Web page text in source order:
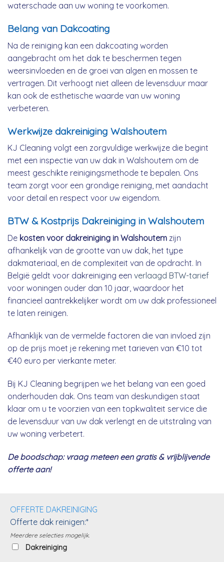
waterschade aan uw woning te voorkomen.
Belang van Dakcoating
Na de reiniging kan een dakcoating worden
aangebracht om het dak te beschermen tegen
weersinvloeden en de groei van algen en mossen te
vertragen. Dit verhoogt niet alleen de levensduur maar
kan ook de esthetische waarde van uw woning
verbeteren.
Werkwijze dakreiniging Walshoutem
KJ Cleaning volgt een zorgvuldige werkwijze die begint
met een inspectie van uw dak in Walshoutem om de
meest geschikte reinigingsmethode te bepalen. Ons
team zorgt voor een grondige reiniging, met aandacht
voor detail en respect voor uw eigendom.
BTW & Kostprijs Dakreiniging in Walshoutem
De kosten voor dakreiniging in Walshoutem zijn
afhankelijk van de grootte van uw dak, het type
dakmateriaal, en de complexiteit van de opdracht. In
België geldt voor dakreiniging een verlaagd BTW-tarief
voor woningen ouder dan 10 jaar, waardoor het
financieel aantrekkelijker wordt om uw dak professioneel
te laten reinigen.
Afhanklijk van de vermelde factoren die van invloed zijn
op de prijs moet je rekening met tarieven van €10 tot
€40 euro per vierkante meter.
Bij KJ Cleaning begrijpen we het belang van een goed
onderhouden dak. Ons team van deskundigen staat
klaar om u te voorzien van een topkwaliteit service die
de levensduur van uw dak verlengt en de uitstraling van
uw woning verbetert.
De boodschap: vraag meteen een gratis & vrijblijvende
offerte aan!
OFFERTE DAKREINIGING
Offerte dak reinigen:*
Meerdere selecties mogelijk.
Dakreiniging